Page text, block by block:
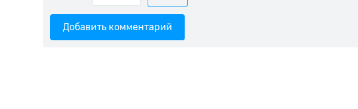
Добавить комментарий